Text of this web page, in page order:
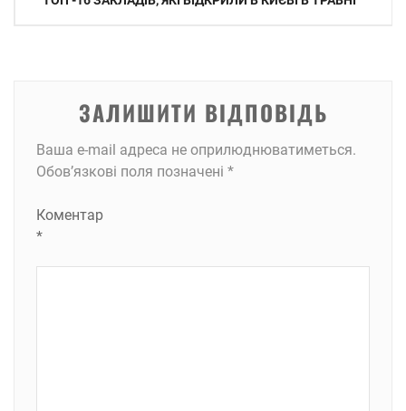
ЗАЛИШИТИ ВІДПОВІДЬ
Ваша e-mail адреса не оприлюднюватиметься.
Обов’язкові поля позначені *
Коментар
*